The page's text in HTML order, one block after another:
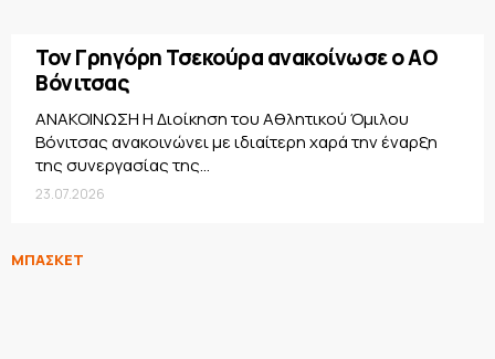
Τον Γρηγόρη Τσεκούρα ανακοίνωσε ο ΑΟ
Βόνιτσας
ΑΝΑΚΟΙΝΩΣΗ Η Διοίκηση του Αθλητικού Όμιλου
Βόνιτσας ανακοινώνει με ιδιαίτερη χαρά την έναρξη
της συνεργασίας της...
23.07.2026
ΜΠΑΣΚΕΤ